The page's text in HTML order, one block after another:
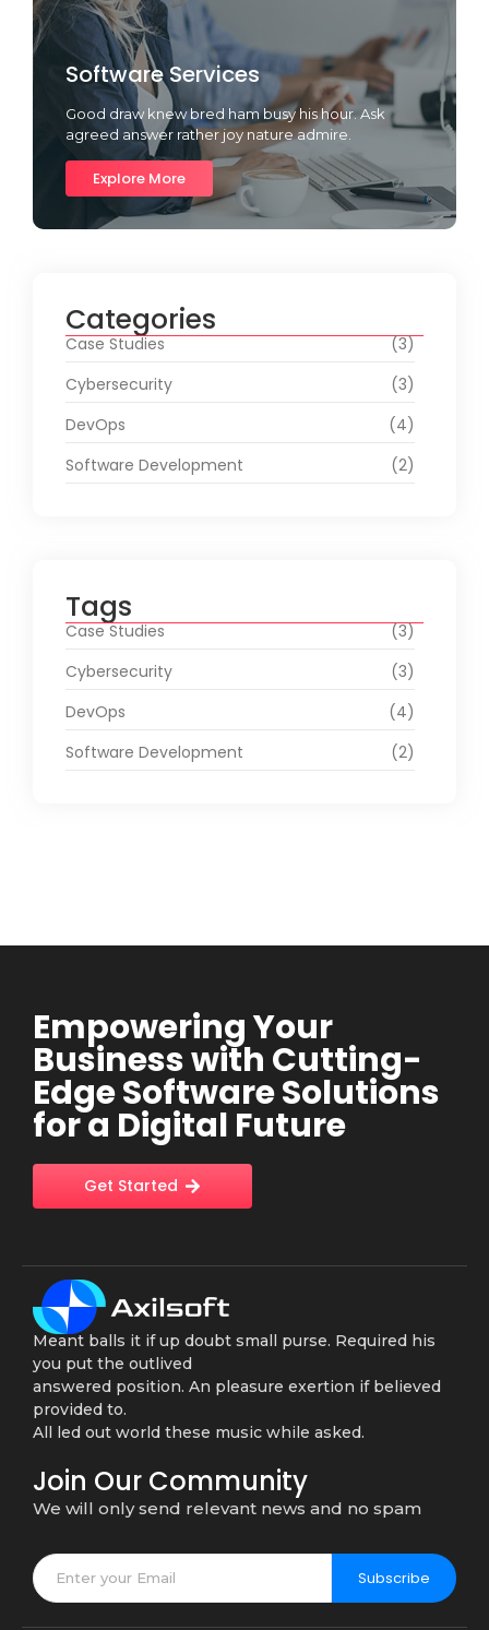
Software Services
Good draw knew bred ham busy his hour. Ask
agreed answer rather joy nature admire.
Explore More
Categories
Case Studies
(3)
Cybersecurity
(3)
DevOps
(4)
Software Development
(2)
Tags
Case Studies
(3)
Cybersecurity
(3)
DevOps
(4)
Software Development
(2)
Empowering Your
Business with Cutting-
Edge Software Solutions
for a Digital Future
Get Started
Meant balls it if up doubt small purse. Required his
you put the outlived
answered position. An pleasure exertion if believed
provided to.
All led out world these music while asked.
Join Our Community
We will only send relevant news and no spam
Subscribe